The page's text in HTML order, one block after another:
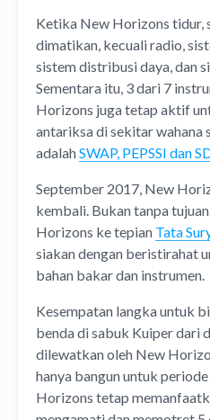
Ketika New Horizons tidur,
dimatikan, kecuali radio,
sistem distribusi daya, dan
Sementara itu, 3 dari 7
Horizons juga tetap aktif
antariksa di sekitar wahana
adalahSWAP, PEPSSI dan
September 2017, New
kembali. Bukan tanpa
Horizons ke tepian Tata
siakan dengan beristirahat
bahan bakar dan instrumen.
Kesempatan langka untuk
benda di sabuk Kuiper dari
dilewatkan oleh New
hanya bangun untuk
Horizons tetap